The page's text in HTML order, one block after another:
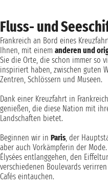
Fluss- und
Frankreich an Bord eines
Ihnen, mit einem anderen und
Sie die Orte, die schon immer so
inspiriert haben, zwischen guten
Zentren, Schlössern und Museen.
Dank einer Kreuzfahrt in
genießen, die diese Nation mit
Landschaften bietet.
Beginnen wir in Paris, der
aber auch Vorkämpferin der
Élysées entlanggehen, den
verschiedenen Boulevards
Cafés eintauchen.